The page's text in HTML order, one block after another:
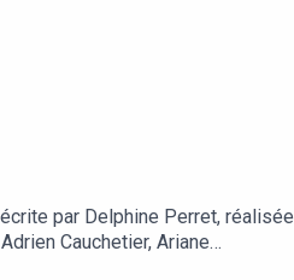
par Delphine Perret, réalisée
Cauchetier, Ariane
: Delphine Perret.